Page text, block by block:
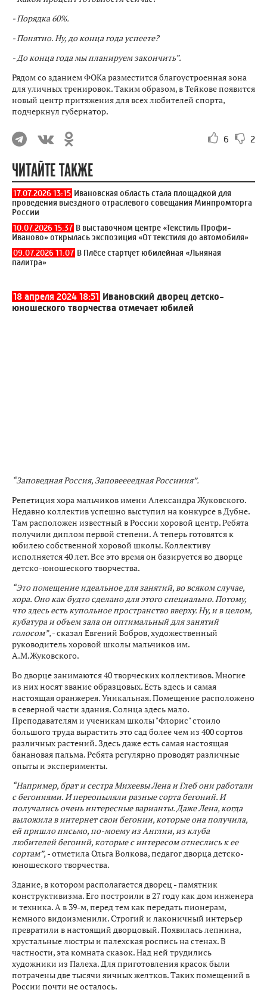
- Порядка 60%.
- Понятно. Ну, до конца года успеете?
- До конца года мы планируем закончить”.
Рядом со зданием ФОКа разместится благоустроенная зона
для уличных тренировок. Таким образом, в Тейкове появится
новый центр притяжения для всех любителей спорта,
подчеркнул губернатор.
6 2
ЧИТАЙТЕ ТАКЖЕ
17.07.2026 13:15 Ивановская область стала площадкой для
проведения выездного отраслевого совещания Минпромторга
России
10.07.2026 15:37 В выставочном центре «Текстиль Профи-
Иваново» открылась экспозиция «От текстиля до автомобиля»
09.07.2026 11:07 В Плёсе стартует юбилейная «Льняная
палитра»
18 апреля 2024 18:51 Ивановский дворец детско-
юношеского творчества отмечает юбилей
“Заповедная Россия, Заповеееедная Россииия”.
Репетиция хора мальчиков имени Александра Жуковского.
Недавно коллектив успешно выступил на конкурсе в Дубне.
Там расположен известный в России хоровой центр. Ребята
получили диплом первой степени. А теперь готовятся к
юбилею собственной хоровой школы. Коллективу
исполняется 40 лет. Все это время он базируется во дворце
детско-юношеского творчества.
“Это помещение идеальное для занятий, во всяком случае,
хора. Оно как будто сделано для этого специально. Потому,
что здесь есть купольное пространство вверху. Ну, и в целом,
кубатура и объем зала он оптимальный для занятий
голосом”, - сказал Евгений Бобров, художественный
руководитель хоровой школы мальчиков им.
А.М.Жуковского.
Во дворце занимаются 40 творческих коллективов. Многие
из них носят звание образцовых. Есть здесь и самая
настоящая оранжерея. Уникальная. Помещение расположено
в северной части здания. Солнца здесь мало.
Преподавателям и ученикам школы "Флорис" стоило
большого труда вырастить это сад более чем из 400 сортов
различных растений. Здесь даже есть самая настоящая
банановая пальма. Ребята регулярно проводят различные
опыты и эксперименты.
“Например, брат и сестра Михеевы Лена и Глеб они работали
с бегониями. И переопыляли разные сорта бегоний. И
получались очень интересные варианты. Даже Лена, когда
выложила в интернет свои бегонии, которые она получила,
ей пришло письмо, по-моему из Англии, из клуба
любителей бегоний, которые с интересом отнеслись к ее
сортам”, - отметила Ольга Волкова, педагог дворца детско-
юношеского творчества.
Здание, в котором располагается дворец - памятник
конструктивизма. Его построили в 27 году как дом инженера
и техника. А в 39-м, перед тем как передать пионерам,
немного видоизменили. Строгий и лаконичный интерьер
превратили в настоящий дворцовый. Появилась лепнина,
хрустальные люстры и палехская роспись на стенах. В
частности, эта комната сказок. Над ней трудились
художники из Палеха. Для приготовления красок были
потрачены две тысячи яичных желтков. Таких помещений в
России почти не осталось.